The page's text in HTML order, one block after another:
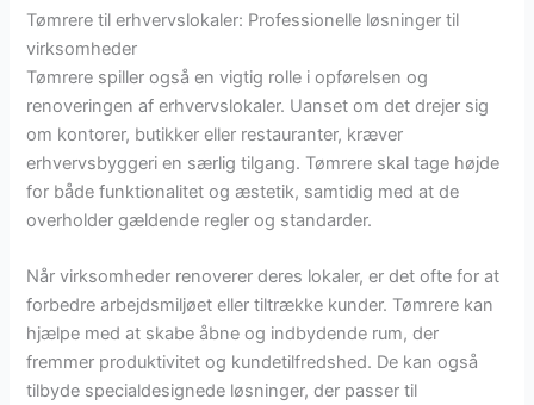
Tømrere til erhvervslokaler: Professionelle løsninger til
virksomheder
Tømrere spiller også en vigtig rolle i opførelsen og
renoveringen af erhvervslokaler. Uanset om det drejer sig
om kontorer, butikker eller restauranter, kræver
erhvervsbyggeri en særlig tilgang. Tømrere skal tage højde
for både funktionalitet og æstetik, samtidig med at de
overholder gældende regler og standarder.
Når virksomheder renoverer deres lokaler, er det ofte for at
forbedre arbejdsmiljøet eller tiltrække kunder. Tømrere kan
hjælpe med at skabe åbne og indbydende rum, der
fremmer produktivitet og kundetilfredshed. De kan også
tilbyde specialdesignede løsninger, der passer til